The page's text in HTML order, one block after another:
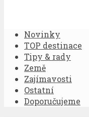
Novinky
TOP destinace
Tipy & rady
Země
Zajímavosti
Ostatní
Doporučujeme